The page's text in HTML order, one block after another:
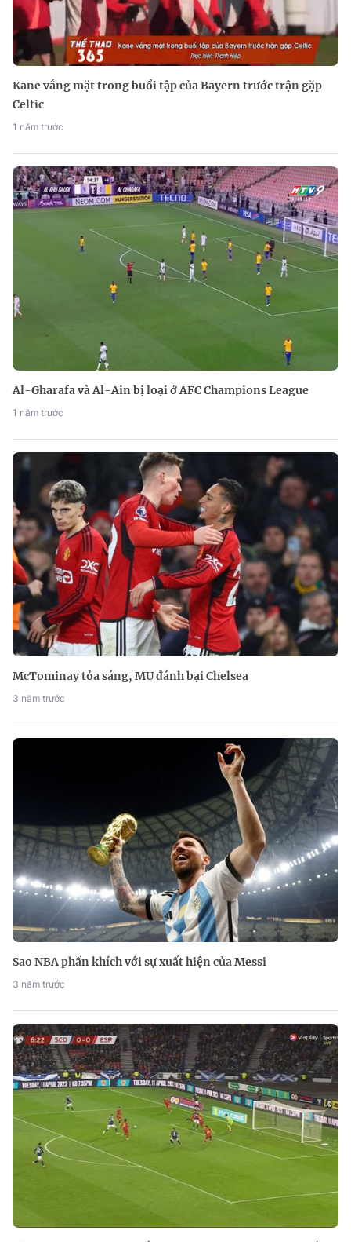
Kane vắng mặt trong buổi tập của Bayern trước trận gặp
Celtic
1 năm trước
Al-Gharafa và Al-Ain bị loại ở AFC Champions League
1 năm trước
McTominay tỏa sáng, MU đánh bại Chelsea
3 năm trước
Sao NBA phấn khích với sự xuất hiện của Messi
3 năm trước